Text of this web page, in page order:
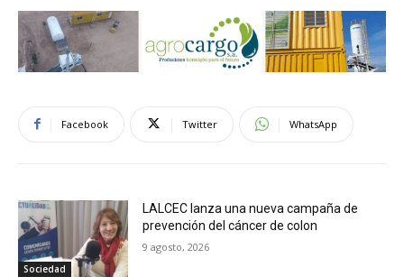
Facebook Twitter WhatsApp
Sociedad
LALCEC lanza una nueva campaña de
prevención del cáncer de colon
9 agosto, 2026